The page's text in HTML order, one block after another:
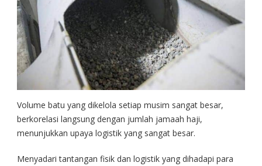
Volume batu yang dikelola setiap musim sangat besar,
berkorelasi langsung dengan jumlah jamaah haji,
menunjukkan upaya logistik yang sangat besar.
Menyadari tantangan fisik dan logistik yang dihadapi para